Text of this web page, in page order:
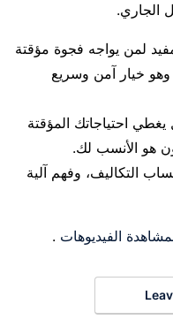
الجاري.
لمن يواجه فجوة مؤقتة
وهو خيار آمن وسريع
احتياجاتك المؤقتة
هو الأنسب لك.
التكاليف، وفهم آلية
الفيديوهات .